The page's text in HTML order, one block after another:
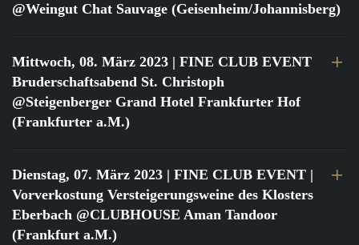
@Weingut Chat Sauvage (Geisenheim/Johannisberg)
Mittwoch, 08. März 2023 | FINE CLUB EVENT
Bruderschaftsabend St. Christoph
@Steigenberger Grand Hotel Frankfurter Hof
(Frankfurter a.M.)
Dienstag, 07. März 2023 | FINE CLUB EVENT |
Vorverkostung Versteigerungsweine des Klosters
Eberbach @CLUBHOUSE Aman Tandoor
(Frankfurt a.M.)